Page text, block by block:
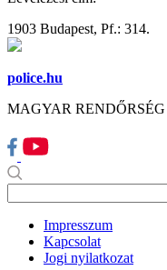
1903 Budapest, Pf.: 314.
police.hu
MAGYAR RENDŐRSÉG
Impresszum
Kapcsolat
Jogi nyilatkozat